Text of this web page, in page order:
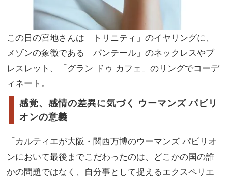
この日の宮地さんは「トリニティ」のイヤリングに、
メゾンの象徴である「パンテール」のネックレスやブ
レスレット、「グラン ドゥ カフェ」のリングでコーデ
ィネート。
感覚、感情の差異に気づく ウーマンズ パビリ
オンの意義
「カルティエが大阪・関西万博のウーマンズ パビリオ
ンにおいて最後までこだわったのは、どこかの国の誰
かの問題ではなく、自分事として捉えるエクスペリエ